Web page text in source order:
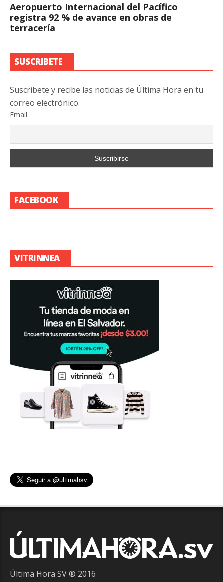
Aeropuerto Internacional del Pacífico
registra 92 % de avance en obras de
terracería
SUSCRIBETE
Suscribete y recibe las noticias de Última Hora en tu
correo electrónico.
Email
FACEBOOK
VITRINNEA
Última Hora SV ® 2016